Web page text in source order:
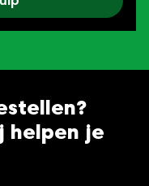
helpen je